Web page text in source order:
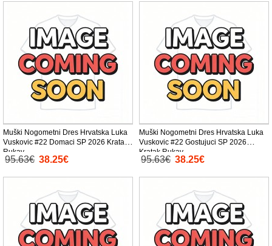
Muški Nogometni Dres Hrvatska Luka
Vuskovic #22 Domaci SP 2026 Kratak
Rukav
95.63€ 38.25€
Muški Nogometni Dres Hrvatska Luka
Vuskovic #22 Gostujuci SP 2026
Kratak Rukav
95.63€ 38.25€